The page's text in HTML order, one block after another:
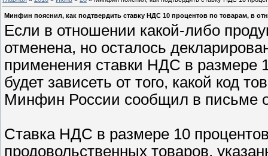
Минфин пояснил, как подтвердить ставку НДС 10 процентов по товарам, в
Если в отношении какой-либо
отменена, но осталось
применения ставки НДС в размере
будет зависеть от того, какой код
Минфин России сообщил в письме
Ставка НДС в размере 10
продовольственных товаров,